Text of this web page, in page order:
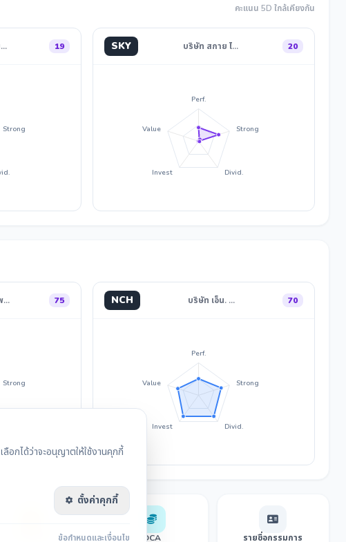
คะแนน 5D ใกล้เคียงกัน
19
Strong
SKY บริษัท สกาย ไ… 20
Perf.
Strong
Divid.
Invest
Value
… 75
Strong
NCH บริษัท เอ็น. … 70
Perf.
Strong
Divid.
Invest
Value
IAA Consensus DCA รายชื่อกรรมการ
อกได้ว่าจะอนุญาตให้ใช้งานคุกกี้
ตั้งค่าคุกกี้
ข้อกำหนดและเงื่อนไข